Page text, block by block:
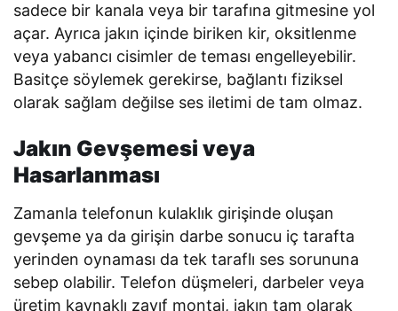
sadece bir kanala veya bir tarafına gitmesine yol
açar. Ayrıca jakın içinde biriken kir, oksitlenme
veya yabancı cisimler de teması engelleyebilir.
Basitçe söylemek gerekirse, bağlantı fiziksel
olarak sağlam değilse ses iletimi de tam olmaz.
Jakın Gevşemesi veya
Hasarlanması
Zamanla telefonun kulaklık girişinde oluşan
gevşeme ya da girişin darbe sonucu iç tarafta
yerinden oynaması da tek taraflı ses sorununa
sebep olabilir. Telefon düşmeleri, darbeler veya
üretim kaynaklı zayıf montaj, jakın tam olarak